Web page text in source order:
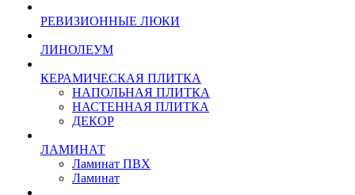
РЕВИЗИОННЫЕ ЛЮКИ
ЛИНОЛЕУМ
КЕРАМИЧЕСКАЯ ПЛИТКА
НАПОЛЬНАЯ ПЛИТКА
НАСТЕННАЯ ПЛИТКА
ДЕКОР
ЛАМИНАТ
Ламинат ПВХ
Ламинат